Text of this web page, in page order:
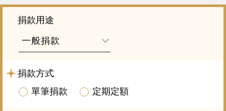
捐款用途
捐款方式
單筆捐款
定期定額